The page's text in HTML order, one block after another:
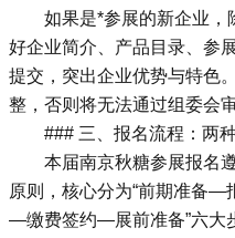
如果是*参展的新企业，
好企业简介、产品目录、参
提交，突出企业优势与特色
整，否则将无法通过组委会审
### 三、报名流程：两
本届南京秋糖参展报名
原则，核心分为“前期准备
—缴费签约—展前准备”六大